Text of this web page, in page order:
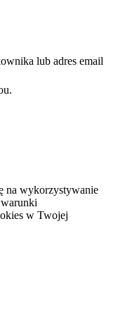
lub adres email
na wykorzystywanie
w Twojej